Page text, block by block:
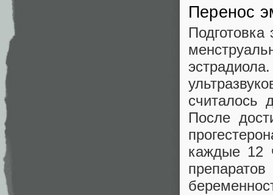
Перенос
считалось
После
каждые 12